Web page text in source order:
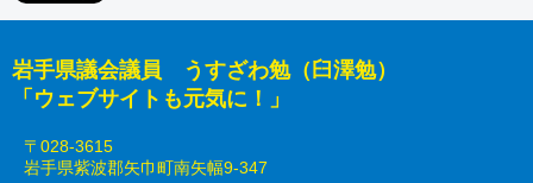
岩手県議会議員 うすざわ勉（臼澤勉）
「ウェブサイトも元気に！」
〒028-3615
岩手県紫波郡矢巾町南矢幅9-347